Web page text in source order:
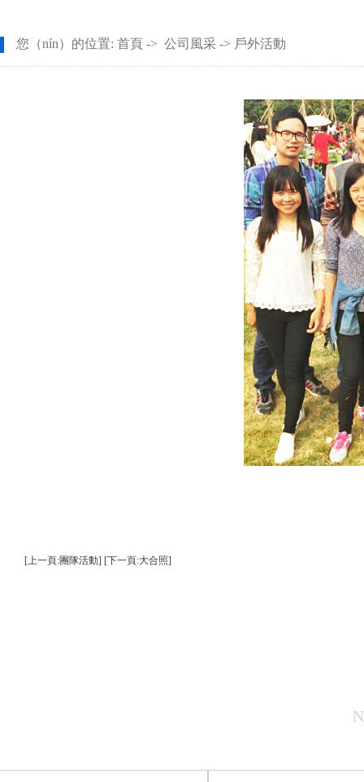
您（nín）的位置: 首頁 -> 公司風采 -> 戶外活動
[上一頁:團隊活動] [下一頁:大合照]